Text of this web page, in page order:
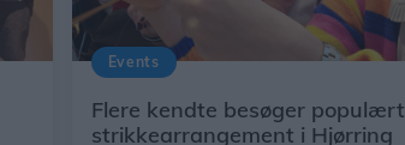
Events
Flere kendte besøger populært
strikkearrangement i Hjørring